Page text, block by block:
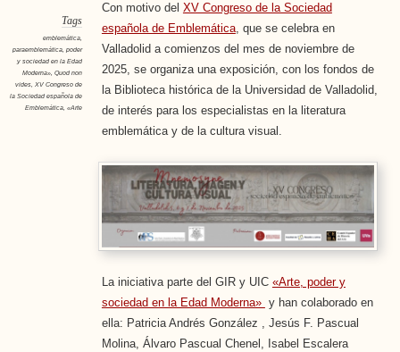
Tags
emblemática,
paraemblemática, poder
y sociedad en la Edad
Moderna», Quod non
vides, XV Congreso de
la Sociedad española de
Emblemática, «Arte
Con motivo del XV Congreso de la Sociedad
española de Emblemática, que se celebra en
Valladolid a comienzos del mes de noviembre de
2025, se organiza una exposición, con los fondos de
la Biblioteca histórica de la Universidad de Valladolid,
de interés para los especialistas en la literatura
emblemática y de la cultura visual.
La iniciativa parte del GIR y UIC «Arte, poder y
sociedad en la Edad Moderna» y han colaborado en
ella: Patricia Andrés González , Jesús F. Pascual
Molina, Álvaro Pascual Chenel, Isabel Escalera